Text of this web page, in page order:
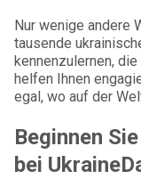
Nur wenige andere
tausende
kennenzulernen,
helfen Ihnen
egal, wo auf der
Beginnen
bei